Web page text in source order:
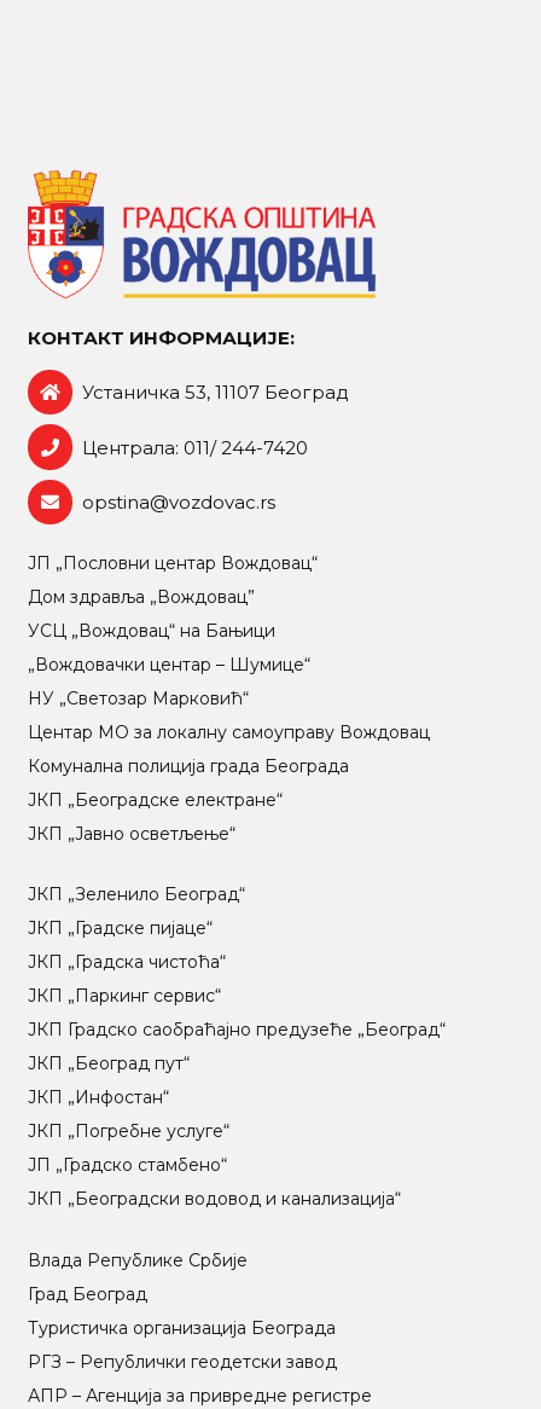
КОНТАКТ ИНФОРМАЦИЈЕ:
Устаничка 53, 11107 Београд
Централа: 011/ 244-7420
opstina@vozdovac.rs
ЈП „Пословни центар Вождовац“
Дом здравља „Вождовац”
УСЦ „Вождовац“ на Бањици
„Вождовачки центар – Шумице“
НУ „Светозар Марковић“
Центар МO за локалну самоуправу Вождовац
Комунална полиција града Београда
ЈКП „Београдске електране“
ЈКП „Јавно осветљење“
ЈКП „Зеленило Београд“
ЈКП „Градске пијаце“
ЈКП „Градска чистоћа“
ЈКП „Паркинг сервис“
ЈКП Градско саобраћајно предузеће „Београд“
ЈКП „Београд пут“
ЈКП „Инфостан“
ЈКП „Погребне услуге“
ЈП „Градско стамбено“
ЈКП „Београдски водовод и канализација“
Влада Републике Србије
Град Београд
Туристичка организација Београда
РГЗ – Републички геодетски завод
АПР – Агенција за привредне регистре